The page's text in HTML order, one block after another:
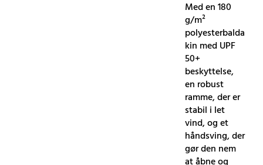
Med en 180
g/m²
polyesterbalda
kin med UPF
50+
beskyttelse,
en robust
ramme, der er
stabil i let
vind, og et
håndsving, der
gør den nem